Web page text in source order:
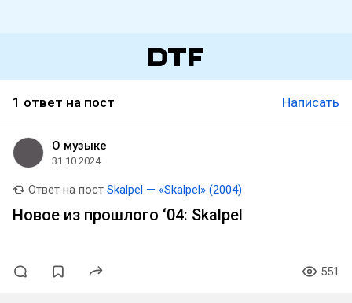
1 ответ на пост Написать
О музыке
31.10.2024
Ответ на пост Skalpel — «Skalpel» (2004)
Новое из прошлого ‘04: Skalpel
551